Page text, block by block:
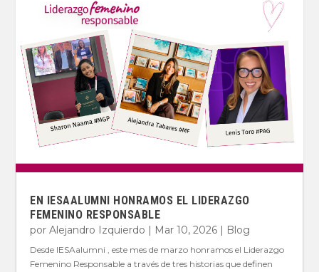
EN IESAALUMNI HONRAMOS EL LIDERAZGO
FEMENINO RESPONSABLE
porAlejandro Izquierdo | Mar 10, 2026 | Blog
Desde IESAalumni , este mes de marzo honramos el Liderazgo
Femenino Responsable a través de tres historias que definen